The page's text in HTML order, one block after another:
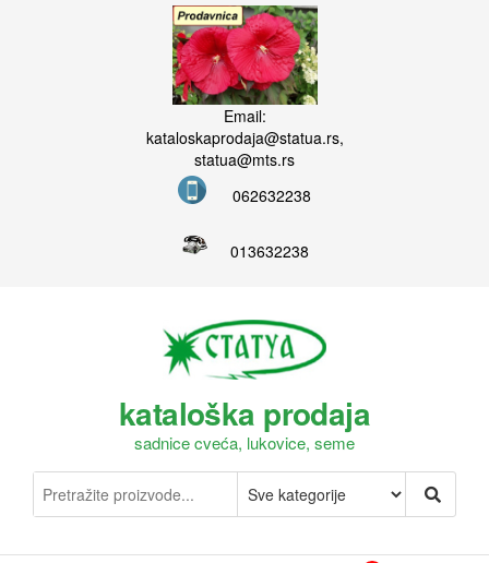
Email:
kataloskaprodaja@statua.rs,
statua@mts.rs
062632238
013632238
kataloška prodaja
sadnice cveća, lukovice, seme